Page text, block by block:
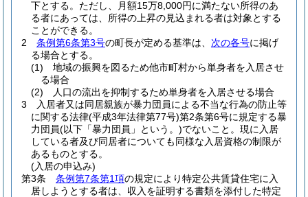
下とする。 ただし、月額15万8,000円に満たない所得のあ
る者にあっては、所得の上昇の見込まれる者は対象とする
ことができる。
2
条例第6条第3号の町長が定める基準は、 次の各号に掲げ
る場合とする。
(1)
地域の振興を図るため他市町村から単身者を入居させ
る場合
(2)
人口の流出を抑制するため単身者を入居させる場合
3
入居者又は同居親族が暴力団員による不当な行為の防止等
に関する法律(平成3年法律第77号)第2条第6号に規定する暴
力団員(以下「暴力団員」という。)でないこと。 現に入居
している者及び同居者についても同様な入居資格の制限が
あるものとする。
(入居の申込み)
第3条
条例第7条第1項の規定により特定公共賃貸住宅に入
居しようとする者は、収入を証明する書類を添付した特定